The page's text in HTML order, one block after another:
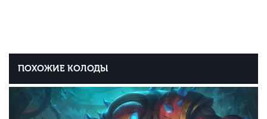
ПОХОЖИЕ КОЛОДЫ